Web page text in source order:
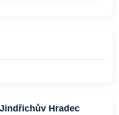
Hradec